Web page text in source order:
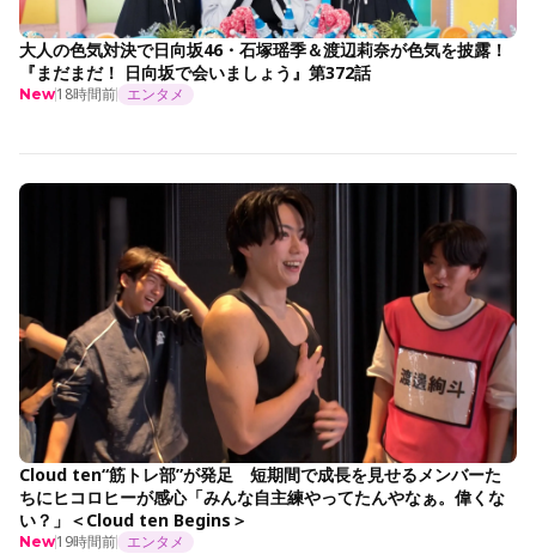
大人の色気対決で日向坂46・石塚瑶季＆渡辺莉奈が色気を披露！
『まだまだ！ 日向坂で会いましょう』第372話
New18時間前 エンタメ
Cloud ten“筋トレ部”が発足 短期間で成長を見せるメンバーた
ちにヒコロヒーが感心「みんな自主練やってたんやなぁ。偉くな
い？」＜Cloud ten Begins＞
New19時間前 エンタメ